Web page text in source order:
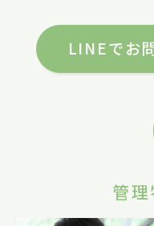
LINEでお
管